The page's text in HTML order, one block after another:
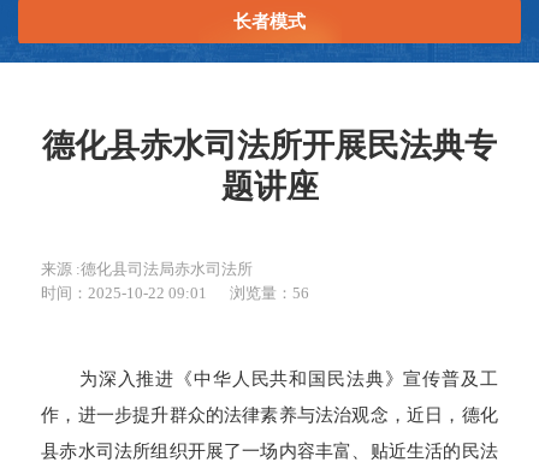
长者模式
德化县赤水司法所开展民法典专
题讲座
来源 :德化县司法局赤水司法所
时间：2025-10-22 09:01
浏览量：56
为深入推进《中华人民共和国民法典》宣传普及工
作，进一步提升群众的法律素养与法治观念，近日，德化
县赤水司法所组织开展了一场内容丰富、贴近生活的民法